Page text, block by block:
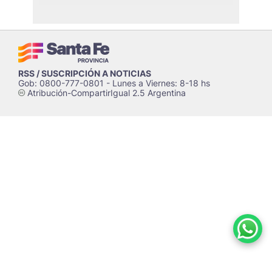
RSS / SUSCRIPCIÓN A NOTICIAS
Gob: 0800-777-0801 - Lunes a Viernes: 8-18 hs
cAtribución-CompartirIgual 2.5 Argentina